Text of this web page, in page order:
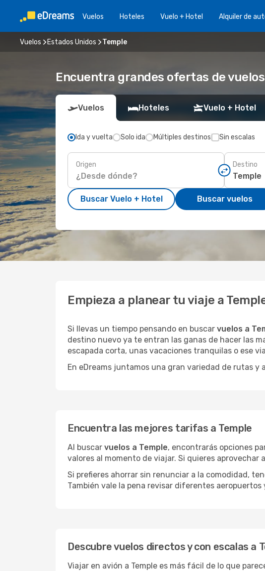
Vuelos Hoteles Vuelo + Hotel Alquiler de
Vuelos Estados Unidos Temple
Encuentra grandes ofertas de vuelos
Vuelos Hoteles Vuelo + Hotel
Ida y vuelta Solo ida Múltiples destinos Sin escalas
Origen Destino
Buscar Vuelo + Hotel Buscar vuelos
Empieza a planear tu viaje a
Si llevas un tiempo pensando en buscar vuelos a
destino nuevo ya te entran las ganas de hacer las
escapada corta, unas vacaciones tranquilas o ese
En eDreams juntamos una gran variedad de rutas y
Encuentra las mejores tarifas a Temple
Al buscar vuelos a Temple, encontrarás opciones
valores al momento de viajar. Si quieres
Si prefieres ahorrar sin renunciar a la comodidad,
También vale la pena revisar diferentes aeropuertos
Descubre vuelos directos y con escalas a
Viajar en avión a Temple es más fácil de lo que